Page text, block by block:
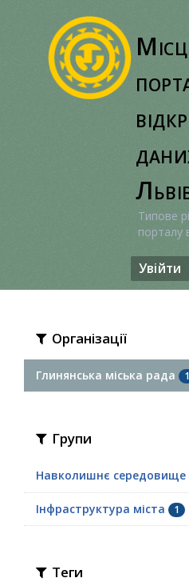
Типове
порталу
Увійти
Організації
Глинянська міська рада 1
Групи
Навколишнє середовище
Інфраструктура міста 1
Теги